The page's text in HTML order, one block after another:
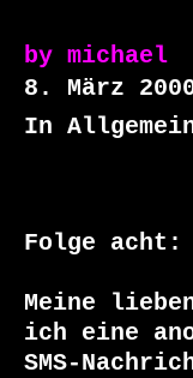
by michael
8. März
In
Folge acht:
Meine
ich eine
SMS-